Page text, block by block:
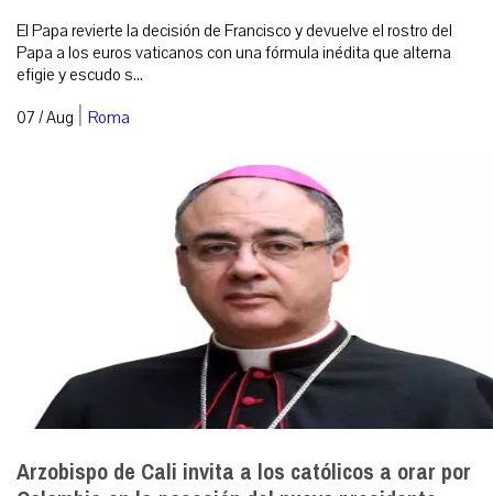
El Papa revierte la decisión de Francisco y devuelve el rostro del
Papa a los euros vaticanos con una fórmula inédita que alterna
efigie y escudo s...
07 / Aug | Roma
Arzobispo de Cali invita a los católicos a orar por